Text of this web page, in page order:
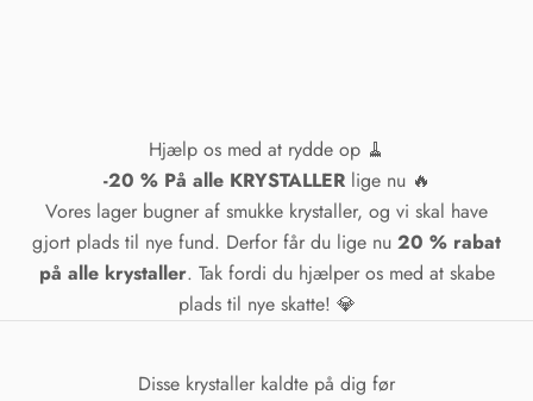
Hjælp os med at rydde op 🧹
-20 % På alle KRYSTALLER lige nu 🔥
Vores lager bugner af smukke krystaller, og vi skal have
gjort plads til nye fund. Derfor får du lige nu 20 % rabat
på alle krystaller. Tak fordi du hjælper os med at skabe
plads til nye skatte! 💎
Disse krystaller kaldte på dig før